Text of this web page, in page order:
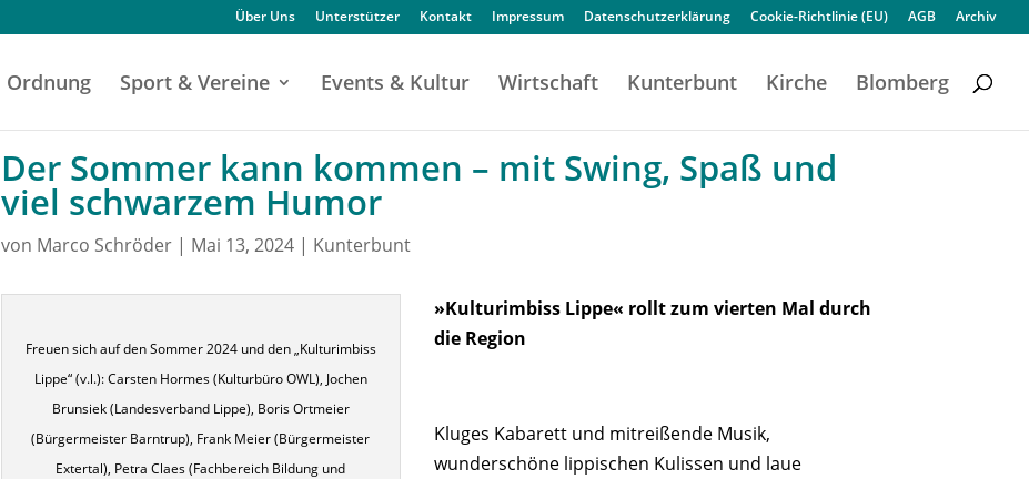
Über Uns Unterstützer Kontakt Impressum Datenschutzerklärung Cookie-Richtlinie (EU) AGB Archiv
Ordnung Sport & Vereine Events & Kultur Wirtschaft Kunterbunt Kirche Blomberg
Der Sommer kann kommen – mit Swing, Spaß und
viel schwarzem Humor
von Marco Schröder| Mai 13, 2024| Kunterbunt
Freuen sich auf den Sommer 2024 und den „Kulturimbiss
Lippe“ (v.l.): Carsten Hormes (Kulturbüro OWL), Jochen
Brunsiek (Landesverband Lippe), Boris Ortmeier
(Bürgermeister Barntrup), Frank Meier (Bürgermeister
Extertal), Petra Claes (Fachbereich Bildung und
»Kulturimbiss Lippe« rollt zum vierten Mal durch
die Region
Kluges Kabarett und mitreißende Musik,
wunderschöne lippischen Kulissen und laue